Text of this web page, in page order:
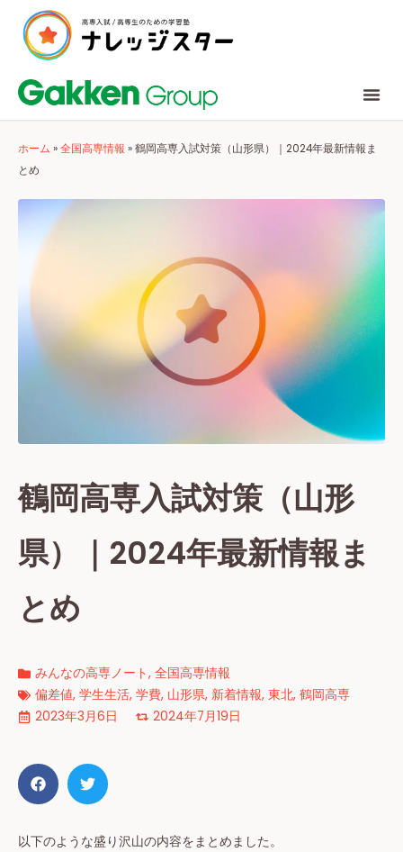
ホーム »全国高専情報 »鶴岡高専入試対策（山形県）｜2024年最新情報ま
とめ
鶴岡高専入試対策（山形
県）｜2024年最新情報ま
とめ
みんなの高専ノート, 全国高専情報
偏差値, 学生生活, 学費, 山形県, 新着情報, 東北, 鶴岡高専
2023年3月6日
2024年7月19日
以下のような盛り沢山の内容をまとめました。